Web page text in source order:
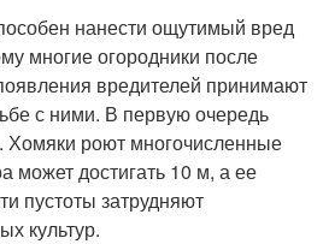
нанести ощутимый вред
многие огородники после
вредителей принимают
с ними. В первую очередь
Хомяки роют многочисленные
может достигать 10 м, а ее
пустоты затрудняют
культур.